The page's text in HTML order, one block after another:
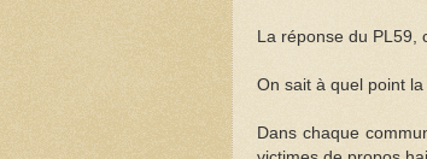
La réponse du
On sait à quel point la
Dans chaque